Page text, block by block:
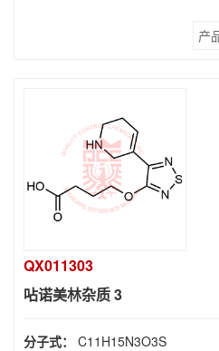
产
QX011303
呫诺美林杂质 3
分子式： C11H15N3O3S